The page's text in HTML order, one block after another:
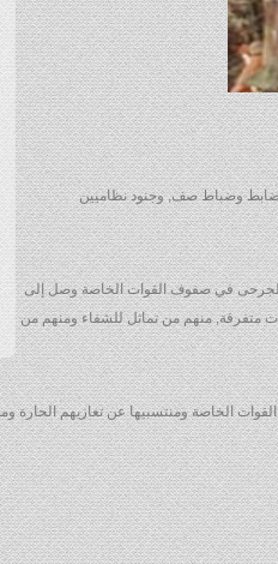
صفوفها وصل إلى 305 قتلى منذ 17 فبراير2011 حتى اليوم, ما بين ضابط وضباط صف, وجنود نظاميين
الجرحى في صفوف القوات الخاصة وصل إلى
تخوضها الآن ضد قوات متفرقة, منهم من تماثل للشفاء ومنهم من
الخاصة ومنتسبيها عن تعازيهم الحارة